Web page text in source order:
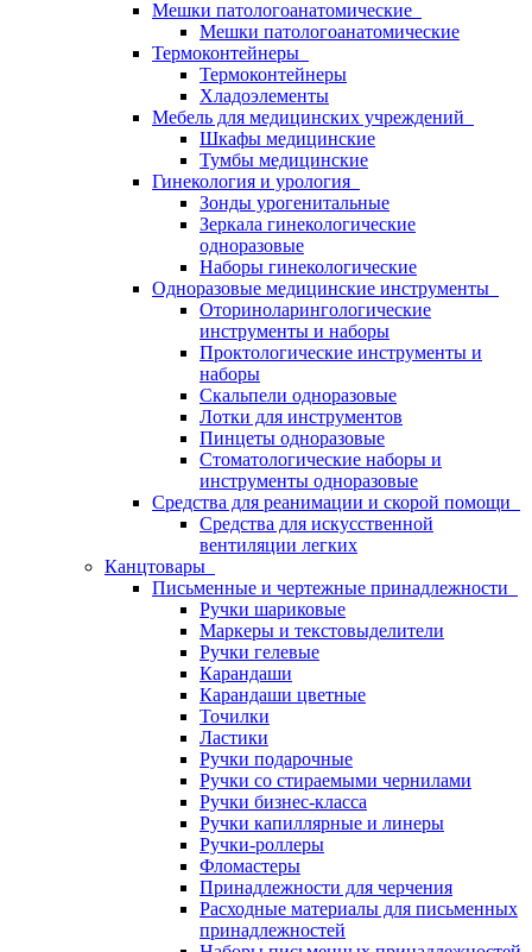
Мешки патологоанатомические
Мешки патологоанатомические
Термоконтейнеры
Термоконтейнеры
Хладоэлементы
Мебель для медицинских учреждений
Шкафы медицинские
Тумбы медицинские
Гинекология и урология
Зонды урогенитальные
Зеркала гинекологические
одноразовые
Наборы гинекологические
Одноразовые медицинские инструменты
Оториноларингологические
инструменты и наборы
Проктологические инструменты и
наборы
Скальпели одноразовые
Лотки для инструментов
Пинцеты одноразовые
Стоматологические наборы и
инструменты одноразовые
Средства для реанимации и скорой помощи
Средства для искусственной
вентиляции легких
Канцтовары
Письменные и чертежные принадлежности
Ручки шариковые
Маркеры и текстовыделители
Ручки гелевые
Карандаши
Карандаши цветные
Точилки
Ластики
Ручки подарочные
Ручки со стираемыми чернилами
Ручки бизнес-класса
Ручки капиллярные и линеры
Ручки-роллеры
Фломастеры
Принадлежности для черчения
Расходные материалы для письменных
принадлежностей